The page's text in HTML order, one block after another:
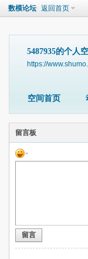
数模论坛 返回首页
5487935的个人
https://
空间首页
留言板
留言